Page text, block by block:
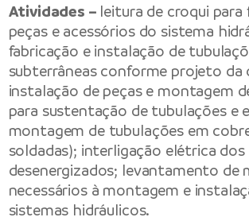
Atividades – leitura de croqui para
peças e acessórios do sistema
fabricação e instalação de
subterrâneas conforme projeto da
instalação de peças e montagem
para sustentação de tubulações e
montagem de tubulações em
soldadas); interligação elétrica
desenergizados; levantamento de
necessários à montagem e
sistemas hidráulicos.